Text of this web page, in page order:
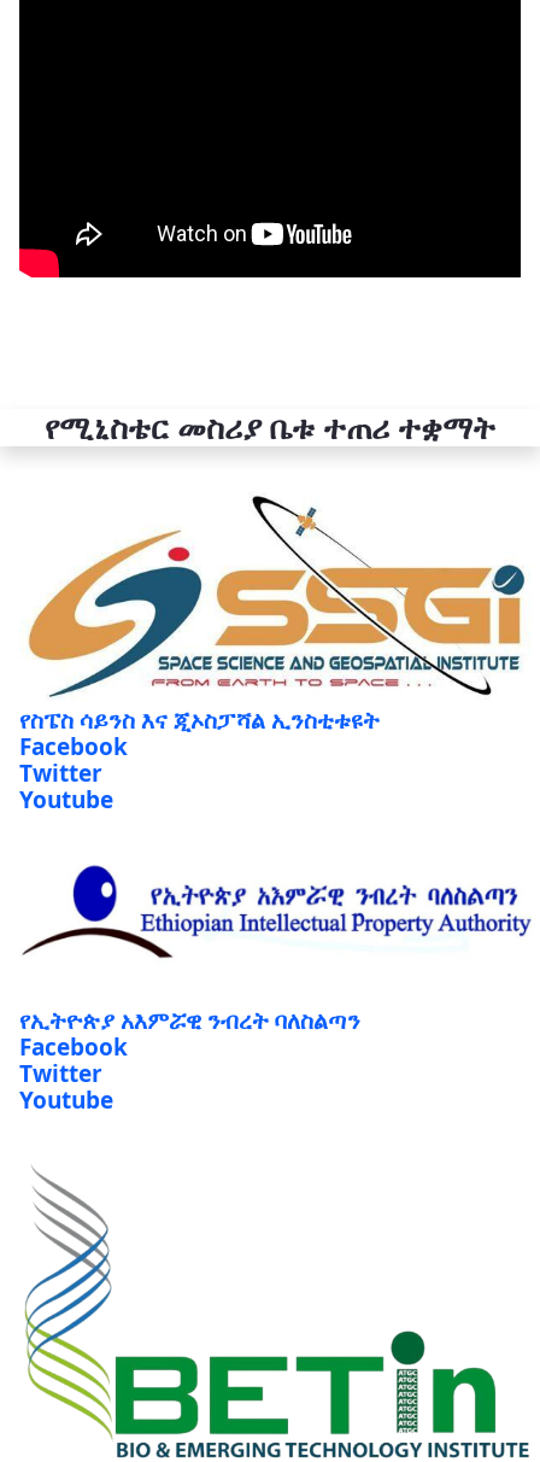
የሚኒስቴር መስሪያ ቤቱ ተጠሪ ተቋማት
የስፔስ ሳይንስ እና ጂኦስፓሻል ኢንስቲቱዩት
Facebook
Twitter
Youtube
የኢትዮጵያ አእምሯዊ ንብረት ባለስልጣን
Facebook
Twitter
Youtube